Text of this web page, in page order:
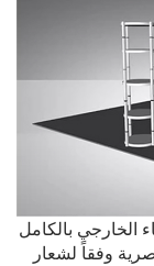
بالكامل
وفقاً لشعار